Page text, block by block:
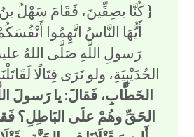
{ كُنَّا بصِفِّينَ، فَقَامَ سَهْلُ
أَيُّهَا النَّاسُ اتَّهِمُوا
رَسولِ اللَّهِ صَلَّى اللهُ
الحُدَيْبِيَةِ، ولو نَرَى قِتَالًا
الخَطَّابِ، فَقالَ: يا رَسولَ
الحَقِّ وهُمْ علَى البَاطِلِ؟